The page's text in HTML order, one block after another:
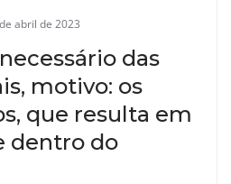
abril de 2023
das
motivo: os
que resulta em
dentro do